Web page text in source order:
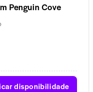
Penguin Cove
disponibilidade